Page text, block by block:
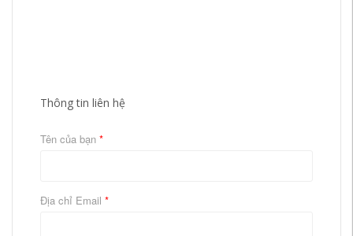
Thông tin liên hệ
Tên của bạn *
Địa chỉ Email *